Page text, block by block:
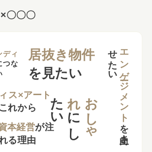
〇〇〇
ディ
つな
居抜き物件
を見たい
ス×アート
れから
本経営が注
る理由
お
し
ゃ
れ
に
し
た
い エンゲージメント
を
向上さ
せ
た
い